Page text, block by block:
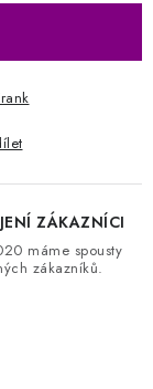
ZÁKAZNÍCI
máme spousty
zákazníků.